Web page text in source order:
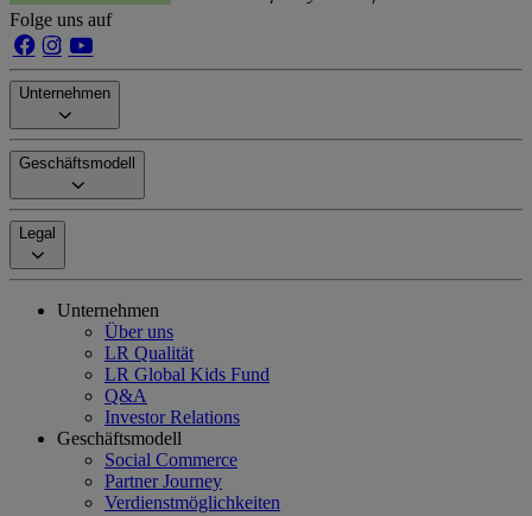
Folge uns auf
Unternehmen
Geschäftsmodell
Legal
Unternehmen
Über uns
LR Qualität
LR Global Kids Fund
Q&A
Investor Relations
Geschäftsmodell
Social Commerce
Partner Journey
Verdienstmöglichkeiten